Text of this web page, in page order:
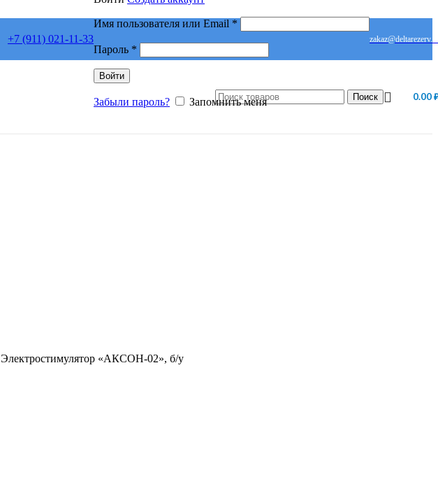
+7 (911) 021-11-33
Имя пользователя или Email *Обязательно
Пароль *
Войти
Забыли пароль? Запомнить меня Поиск 0.00
Электростимулятор «АКСОН-02», б/у